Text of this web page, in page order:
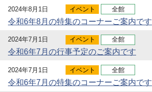
2024年8月1日 イベント 全館
令和6年8月の特集のコーナーご案内です
2024年7月1日 イベント 全館
令和6年7月の行事予定のご案内です
2024年7月1日 イベント 全館
令和6年7月の特集のコーナーご案内です